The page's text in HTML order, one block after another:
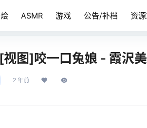
ASMR 游戏 公告/补档 资
图]咬一口兔娘 - 霞沢
2 年前